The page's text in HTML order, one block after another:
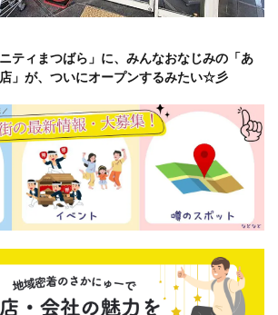
ティまつばら」に、みんなおなじみの「あ
」が、ついにオープンするみたい☆彡